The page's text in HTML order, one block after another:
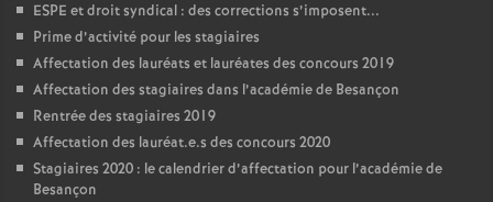
ESPE et droit syndical : des corrections s’imposent...
Prime d’activité pour les stagiaires
Affectation des lauréats et lauréates des concours 2019
Affectation des stagiaires dans l’académie de Besançon
Rentrée des stagiaires 2019
Affectation des lauréat.e.s des concours 2020
Stagiaires 2020 : le calendrier d’affectation pour l’académie de
Besançon